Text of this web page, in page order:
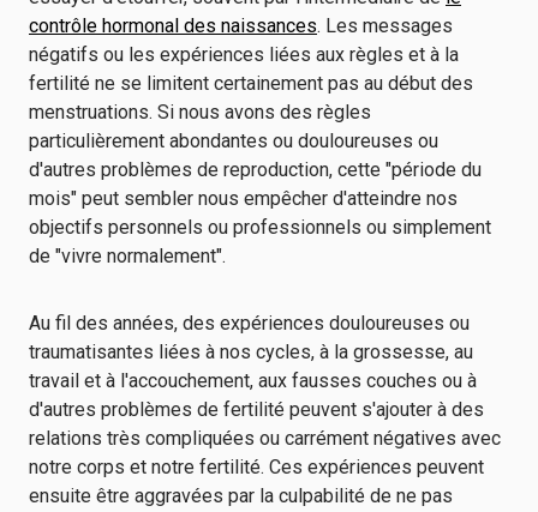
contrôle hormonal des naissances. Les messages
négatifs ou les expériences liées aux règles et à la
fertilité ne se limitent certainement pas au début des
menstruations. Si nous avons des règles
particulièrement abondantes ou douloureuses ou
d'autres problèmes de reproduction, cette "période du
mois" peut sembler nous empêcher d'atteindre nos
objectifs personnels ou professionnels ou simplement
de "vivre normalement".
Au fil des années, des expériences douloureuses ou
traumatisantes liées à nos cycles, à la grossesse, au
travail et à l'accouchement, aux fausses couches ou à
d'autres problèmes de fertilité peuvent s'ajouter à des
relations très compliquées ou carrément négatives avec
notre corps et notre fertilité. Ces expériences peuvent
ensuite être aggravées par la culpabilité de ne pas